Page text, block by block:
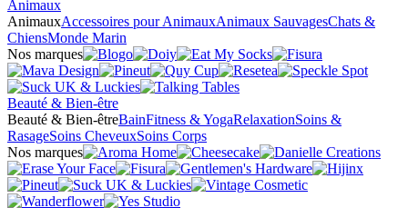
Animaux
AnimauxAccessoires pour AnimauxAnimaux SauvagesChats &
ChiensMonde Marin
Nos marques
Beauté & Bien-être
Beauté & Bien-êtreBainFitness & YogaRelaxationSoins &
RasageSoins CheveuxSoins Corps
Nos marques